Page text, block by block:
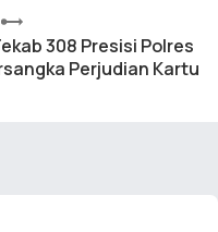
308 Presisi Polres
Perjudian Kartu